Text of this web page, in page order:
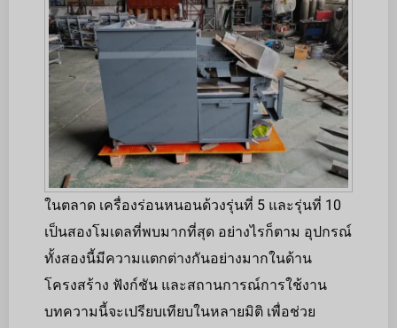
ในตลาด เครื่องร่อนหนอนด้วงรุ่นที่ 5 และรุ่นที่ 10
เป็นสองโมเดลที่พบมากที่สุด อย่างไรก็ตาม อุปกรณ์
ทั้งสองนี้มีความแตกต่างกันอย่างมากในด้าน
โครงสร้าง ฟังก์ชัน และสถานการณ์การใช้งาน
บทความนี้จะเปรียบเทียบในหลายมิติ เพื่อช่วย